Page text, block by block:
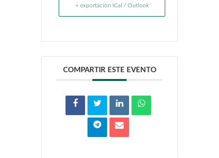
+ exportación iCal / Outlook
COMPARTIR ESTE EVENTO